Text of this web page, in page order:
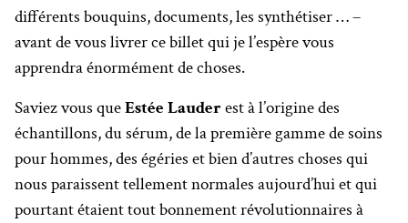
différents bouquins, documents, les synthétiser … –
avant de vous livrer ce billet qui je l’espère vous
apprendra énormément de choses.
Saviez vous queEstée Lauder est à l’origine des
échantillons, du sérum, de la première gamme de soins
pour hommes, des égéries et bien d’autres choses qui
nous paraissent tellement normales aujourd’hui et qui
pourtant étaient tout bonnement révolutionnaires à